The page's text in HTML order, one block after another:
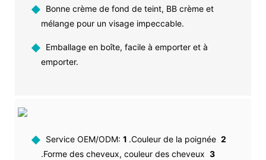
◆ Bonne crème de fond de teint, BB crème et
mélange pour un visage impeccable.
◆ Emballage en boîte, facile à emporter et à
emporter.
◆ Service OEM/ODM: 1 .Couleur de la poignée 2
.Forme des cheveux, couleur des cheveux 3